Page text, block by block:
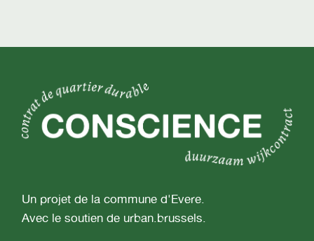
Un projet de la commune d'Evere.
Avec le soutien de urban.brussels.